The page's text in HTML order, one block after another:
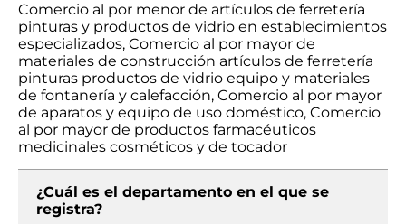
Comercio al por menor de artículos de ferretería
pinturas y productos de vidrio en establecimientos
especializados, Comercio al por mayor de
materiales de construcción artículos de ferretería
pinturas productos de vidrio equipo y materiales
de fontanería y calefacción, Comercio al por mayor
de aparatos y equipo de uso doméstico, Comercio
al por mayor de productos farmacéuticos
medicinales cosméticos y de tocador
¿Cuál es el departamento en el que se
registra?